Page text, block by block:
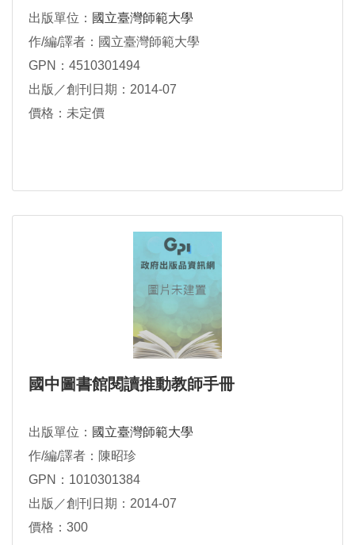
出版單位： 國立臺灣師範大學
作/編/譯者：國立臺灣師範大學
GPN：4510301494
出版／創刊日期：2014-07
價格：未定價
國中圖書館閱讀推動教師手冊
出版單位： 國立臺灣師範大學
作/編/譯者：陳昭珍
GPN：1010301384
出版／創刊日期：2014-07
價格：300